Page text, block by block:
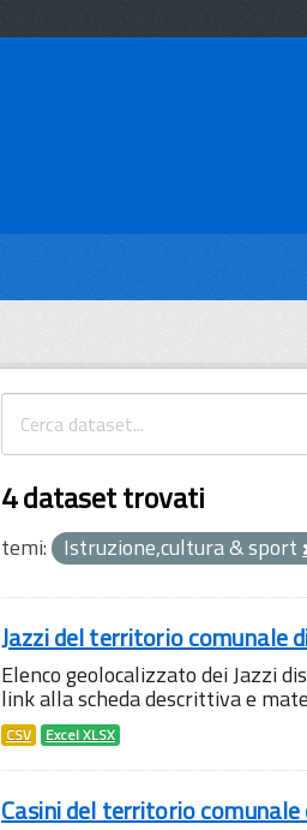
4 dataset trovati
temi: Istruzione,cultura & sport
Jazzi del territorio comunale
Elenco geolocalizzato dei Jazzi
link alla scheda descrittiva e
CSV Excel XLSX
Casini del territorio